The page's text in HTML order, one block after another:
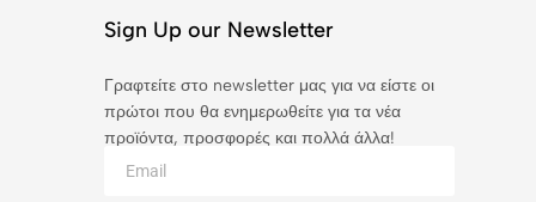
Sign Up our Newsletter
Γραφτείτε στο newsletter μας για να είστε οι
πρώτοι που θα ενημερωθείτε για τα νέα
προϊόντα, προσφορές και πολλά άλλα!